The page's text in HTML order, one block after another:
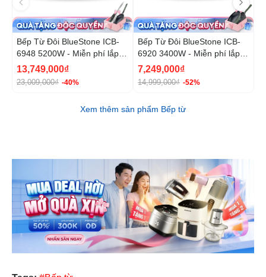
Bếp Từ Đôi BlueStone ICB-
6948 5200W - Miễn phí lắp
đặt, cắt đá
13,749,000₫
23,009,000₫ -40%
Bếp Từ Đôi BlueStone ICB-
6920 3400W - Miễn phí lắp
đặt, cắt đá
7,249,000₫
14,999,000₫ -52%
Xem thêm sản phẩm Bếp từ